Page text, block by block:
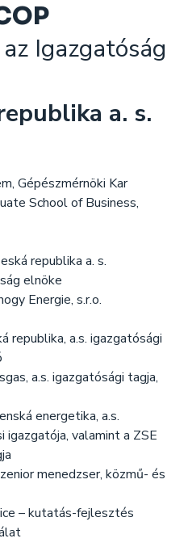
Igazgatóság
a. s.
Gépészmérnöki Kar
School of Business,
republika a. s.
elnöke
Energie, s.r.o.
republika, a.s. igazgatósági
a.s. igazgatósági tagja,
energetika, a.s.
valamint a ZSE
menedzser, közmű- és
– kutatás-fejlesztés